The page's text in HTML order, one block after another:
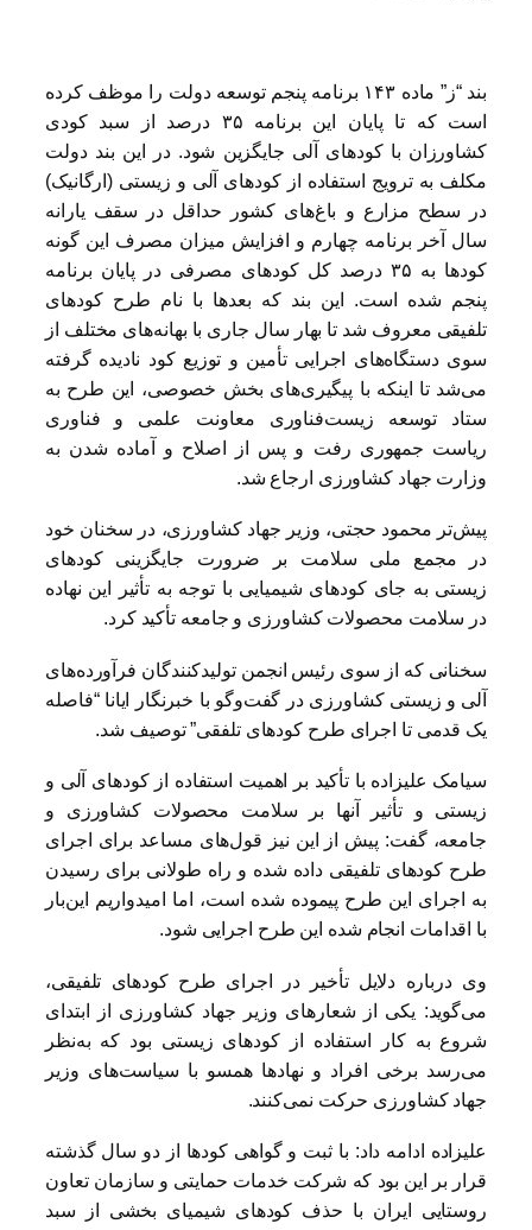
بند “ز” ماده ۱۴۳ برنامه پنجم توسعه دولت را موظف کرده
است که تا پایان این برنامه ۳۵ درصد از سبد کودی
کشاورزان با کودهای آلی جایگزین شود. در این بند دولت
مکلف به ترویج استفاده از کودهای آلی و زیستی (ارگانیک)
در سطح مزارع و باغ‌های کشور حداقل در سقف یارانه
سال آخر برنامه چهارم و افزایش میزان مصرف این گونه
کودها به ۳۵ درصد کل کودهای مصرفی در پایان برنامه
پنجم شده است. این بند که بعدها با نام طرح کودهای
تلفیقی معروف شد تا بهار سال جاری با بهانه‌های مختلف از
سوی دستگاه‌های اجرایی تأمین و توزیع کود نادیده گرفته
می‌شد تا اینکه با پیگیری‌های بخش خصوصی، این طرح به
ستاد توسعه زیست‌فناوری معاونت علمی و فناوری
ریاست جمهوری رفت و پس از اصلاح و آماده شدن به
وزارت جهاد کشاورزی ارجاع شد.
پیش‌تر محمود حجتی، وزیر جهاد کشاورزی، در سخنان خود
در مجمع ملی سلامت بر ضرورت جایگزینی کودهای
زیستی به جای کودهای شیمیایی با توجه به تأثیر این نهاده
در سلامت محصولات کشاورزی و جامعه تأکید کرد.
سخنانی که از سوی رئیس انجمن تولیدکنندگان فرآورده‌های
آلی و زیستی کشاورزی در گفت‌وگو با خبرنگار ایانا “فاصله
یک قدمی تا اجرای طرح کودهای تلفقی” توصیف شد.
سیامک علیزاده با تأکید بر اهمیت استفاده از کودهای آلی و
زیستی و تأثیر آنها بر سلامت محصولات کشاورزی و
جامعه، گفت: پیش از این نیز قول‌های مساعد برای اجرای
طرح کودهای تلفیقی داده شده و راه طولانی برای رسیدن
به اجرای این طرح پیموده شده است، اما امیدواریم این‌بار
با اقدامات انجام شده این طرح اجرایی شود.
وی درباره دلایل تأخیر در اجرای طرح کودهای تلفیقی،
می‌گوید: یکی از شعارهای وزیر جهاد کشاورزی از ابتدای
شروع به کار استفاده از کودهای زیستی بود که به‌نظر
می‌رسد برخی افراد و نهادها همسو با سیاست‌های وزیر
جهاد کشاورزی حرکت نمی‌کنند.
علیزاده ادامه داد: با ثبت و گواهی کودها از دو سال گذشته
قرار بر این بود که شرکت خدمات حمایتی و سازمان تعاون
روستایی ایران با حذف کودهای شیمیای بخشی از سبد